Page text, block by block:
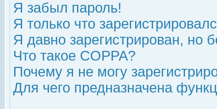
Я забыл пароль!
Я только что
Я давно зарегистрирован, но
Что такое COPPA?
Почему я не могу
Для чего предназначена